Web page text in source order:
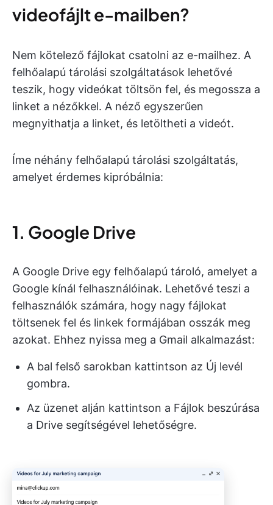
videofájlt e-mailben?
Nem kötelező fájlokat csatolni az e-mailhez. A
felhőalapú tárolási szolgáltatások lehetővé
teszik, hogy videókat töltsön fel, és megossza a
linket a nézőkkel. A néző egyszerűen
megnyithatja a linket, és letöltheti a videót.
Íme néhány felhőalapú tárolási szolgáltatás,
amelyet érdemes kipróbálnia:
1. Google Drive
A Google Drive egy felhőalapú tároló, amelyet a
Google kínál felhasználóinak. Lehetővé teszi a
felhasználók számára, hogy nagy fájlokat
töltsenek fel és linkek formájában osszák meg
azokat. Ehhez nyissa meg a Gmail alkalmazást:
A bal felső sarokban kattintson az Új levél
gombra.
Az üzenet alján kattintson a Fájlok beszúrása
a Drive segítségével lehetőségre.